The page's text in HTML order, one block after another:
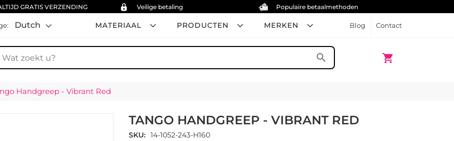
GRATIS VERZENDING Veilige betaling Populaire betaalmethoden
MATERIAAL PRODUCTEN MERKEN Blog Contact
Dutch
shopping_cart
Winkelwagen
search
Handgreep - Vibrant Red
TANGO HANDGREEP - VIBRANT RED
SKU
14-1052-243-H160